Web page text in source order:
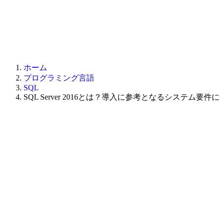
ホーム
プログラミング言語
SQL
SQL Server 2016とは？導入に参考となるシステム要件